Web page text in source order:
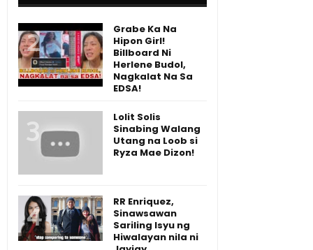
Grabe Ka Na
Hipon Girl!
Billboard Ni
Herlene Budol,
Nagkalat Na Sa
EDSA!
Lolit Solis
Sinabing Walang
Utang na Loob si
Ryza Mae Dizon!
RR Enriquez,
Sinawsawan
Sariling Isyu ng
Hiwalayan nila ni